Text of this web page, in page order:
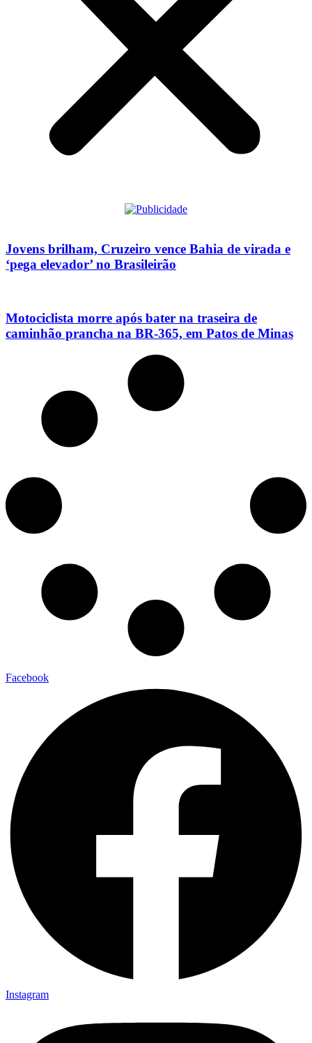
Jovens brilham, Cruzeiro vence Bahia de virada e
‘pega elevador’ no Brasileirão
Motociclista morre após bater na traseira de
caminhão prancha na BR-365, em Patos de Minas
Facebook
Instagram